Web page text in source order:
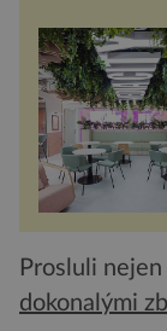
Prosluli
dokonalými